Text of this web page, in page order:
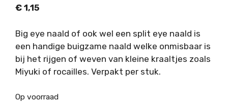
€ 1,15
Big eye naald of ook wel een split eye naald is
een handige buigzame naald welke onmisbaar is
bij het rijgen of weven van kleine kraaltjes zoals
Miyuki of rocailles. Verpakt per stuk.
Op voorraad